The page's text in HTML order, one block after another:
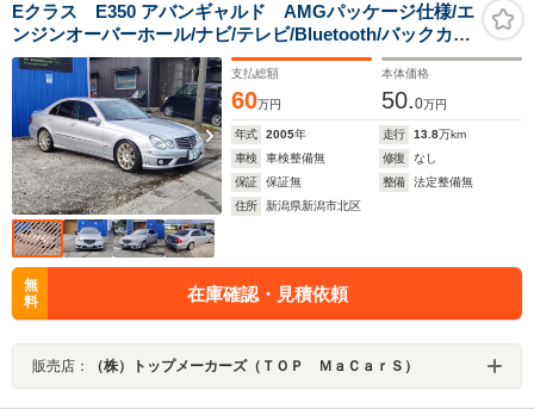
Eクラス E350 アバンギャルド AMGパッケージ仕様/エ
ンジンオーバーホール/ナビ/テレビ/Bluetooth/バックカメ
ラ/ETC/シートヒーター
支払総額
60万円
本体価格
50.0万円
年式 2005年 走行 13.8万km
車検
車検整備無 修復
なし
保証
保証無 整備
法定整備無
住所
新潟県新潟市北区
無
料
在庫確認・見積依頼
販売店： （株）トップメーカーズ（ＴＯＰ ＭａＣａｒＳ）